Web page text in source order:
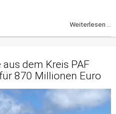
Weiterlesen ...
dem Kreis PAF
870 Millionen Euro